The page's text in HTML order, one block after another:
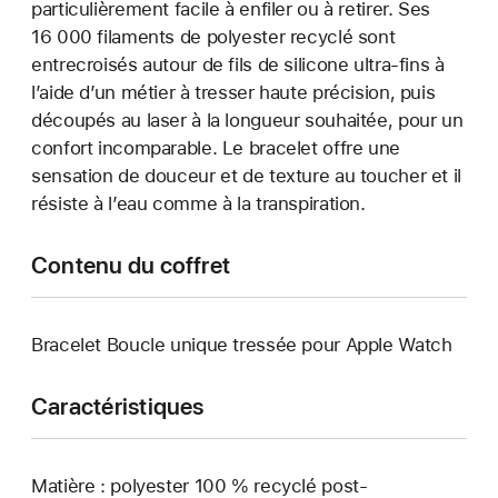
particulièrement facile à enfiler ou à retirer. Ses
16 000 filaments de polyester recyclé sont
entrecroisés autour de fils de silicone ultra-fins à
l’aide d’un métier à tresser haute précision, puis
découpés au laser à la longueur souhaitée, pour un
confort incomparable. Le bracelet offre une
sensation de douceur et de texture au toucher et il
résiste à l’eau comme à la transpiration.
Contenu du coffret
Bracelet Boucle unique tressée pour Apple Watch
Caractéristiques
Matière : polyester 100 % recyclé post-